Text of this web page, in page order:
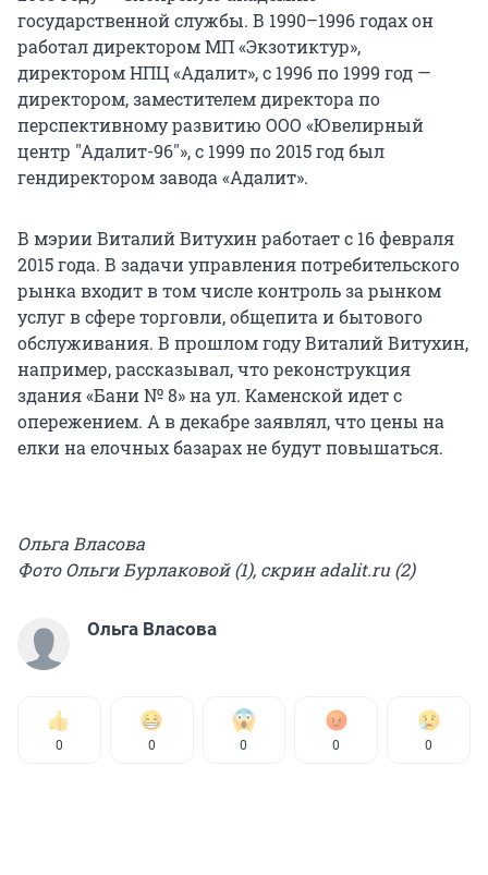
государственной службы. В 1990–1996 годах он
работал директором МП «Экзотиктур»,
директором НПЦ «Адалит», с 1996 по 1999 год —
директором, заместителем директора по
перспективному развитию ООО «Ювелирный
центр "Адалит-96"», с 1999 по 2015 год был
гендиректором завода «Адалит».
В мэрии Виталий Витухин работает с 16 февраля
2015 года. В задачи управления потребительского
рынка входит в том числе контроль за рынком
услуг в сфере торговли, общепита и бытового
обслуживания. В прошлом году Виталий Витухин,
например, рассказывал, что реконструкция
здания «Бани № 8» на ул. Каменской идет с
опережением. А в декабре заявлял, что цены на
елки на елочных базарах не будут повышаться.
Ольга Власова
Фото Ольги Бурлаковой (1), скрин adalit.ru (2)
Ольга Власова
0 0 0 0 0